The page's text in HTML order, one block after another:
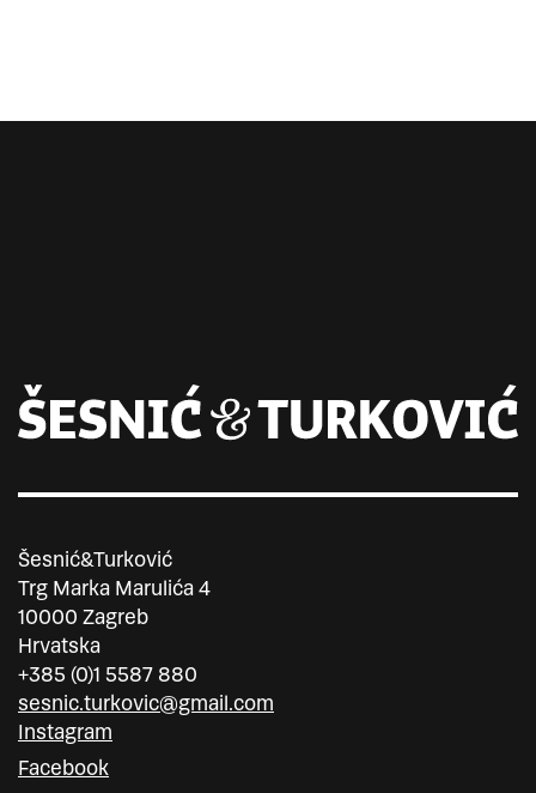
Šesnić&Turković
Trg Marka Marulića 4
10000 Zagreb
Hrvatska
+385 (0)1 5587 880
sesnic.turkovic@gmail.com
Instagram
Facebook